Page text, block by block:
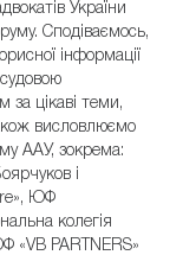
України
Сподіваємось,
інформації
цікаві теми,
висловлюємо
ААУ, зокрема:
і
ЮФ
колегія
«VB PARTNERS»